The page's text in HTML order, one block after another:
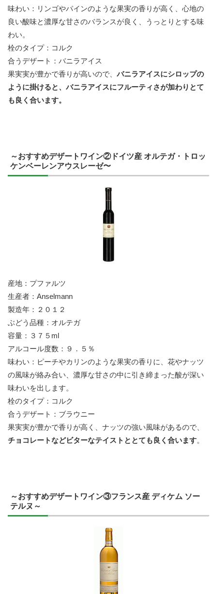
味わい：リンゴやパインのような果実の香りが高く、心地の
良い酸味と濃厚な甘さのバランスが良く、うっとりとする味
わい。
栓のタイプ：コルク
合うデザート：バニラアイス
果実実が豊かで香りが高いので、 バニラアイスにシロップの
ように掛けると、バニラアイスにフルーティさが加わりとて
も良く合います。
～おすすめデザートワイン②ドイツ産 オルテガ・トロッ
ケンベーレンアウスレーゼ〜
産地：プファルツ
生産者：Anselmann
製造年：２０１２
ぶどう品種：オルテガ
容量：３７５ml
アルコール度数：９．５％
味わい：ピーチやカリンのような果実の香りに、花やナッツ
の風味が絡み合い、濃厚な甘さの中に引き締まった酸が深い
味わいを出します。
栓のタイプ：コルク
合うデザート：ブラウニー
果実実が豊かで香りが高く、ナッツの強い風味があるので、
チョコレートなどビターなテイストととても良く合います。
～おすすめデザートワイン③フランス産 ディケム ソー
テルヌ～